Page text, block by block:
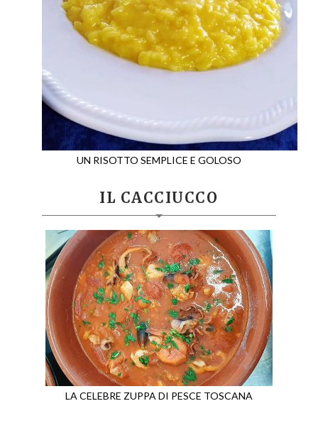
UN RISOTTO SEMPLICE E GOLOSO
IL CACCIUCCO
LA CELEBRE ZUPPA DI PESCE TOSCANA